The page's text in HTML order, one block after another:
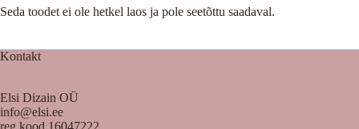
Seda toodet ei ole hetkel laos ja pole seetõttu saadaval.
Kontakt
Elsi Dizain OÜ
info@elsi.ee
reg.kood 16047222